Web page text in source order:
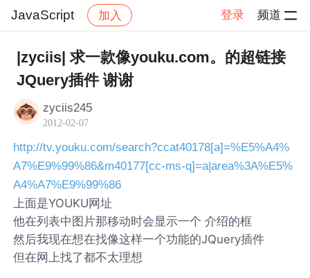
JavaScript 加入 登录 频道
社区 JavaScript 帖子详情
|zyciis| 求一款像youku.com。的超链接
JQuery插件 谢谢
zyciis245
2012-02-07
http://tv.youku.com/search?ccat40178[a]=%E5%A4%
A7%E9%99%86&m40177[cc-ms-q]=a|area%3A%E5%
A4%A7%E9%99%86
上面是YOUKU网址
他在列表中图片那移动时会显示一个 介绍的框
然后我现在想在找像这样一个功能的JQuery插件
但在网上找了都不太理想